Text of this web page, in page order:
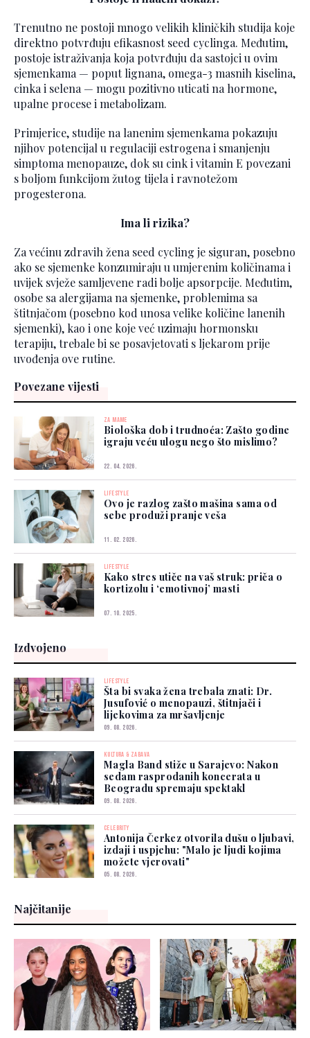
Trenutno ne postoji mnogo velikih kliničkih studija koje
direktno potvrđuju efikasnost seed cyclinga. Međutim,
postoje istraživanja koja potvrđuju da sastojci u ovim
sjemenkama — poput lignana, omega-3 masnih kiselina,
cinka i selena — mogu pozitivno uticati na hormone,
upalne procese i metabolizam.
Primjerice, studije na lanenim sjemenkama pokazuju
njihov potencijal u regulaciji estrogena i smanjenju
simptoma menopauze, dok su cink i vitamin E povezani
s boljom funkcijom žutog tijela i ravnotežom
progesterona.
Ima li rizika?
Za većinu zdravih žena seed cycling je siguran, posebno
ako se sjemenke konzumiraju u umjerenim količinama i
uvijek svježe samljevene radi bolje apsorpcije. Međutim,
osobe sa alergijama na sjemenke, problemima sa
štitnjačom (posebno kod unosa velike količine lanenih
sjemenki), kao i one koje već uzimaju hormonsku
terapiju, trebale bi se posavjetovati s ljekarom prije
uvođenja ove rutine.
Povezane vijesti
ZA MAME
Biološka dob i trudnoća: Zašto godine
igraju veću ulogu nego što mislimo?
22. 04. 2026.
LIFESTYLE
Ovo je razlog zašto mašina sama od
sebe produži pranje veša
11. 02. 2026.
LIFESTYLE
Kako stres utiče na vaš struk: priča o
kortizolu i ‘emotivnoj’ masti
07. 10. 2025.
Izdvojeno
LIFESTYLE
Šta bi svaka žena trebala znati: Dr.
Jusufović o menopauzi, štitnjači i
lijekovima za mršavljenje
09. 08. 2026.
KULTURA & ZABAVA
Magla Band stiže u Sarajevo: Nakon
sedam rasprodanih koncerata u
Beogradu spremaju spektakl
09. 08. 2026.
CELEBRITY
Antonija Čerkez otvorila dušu o ljubavi,
izdaji i uspjehu: "Malo je ljudi kojima
možete vjerovati"
05. 08. 2026.
Najčitanije